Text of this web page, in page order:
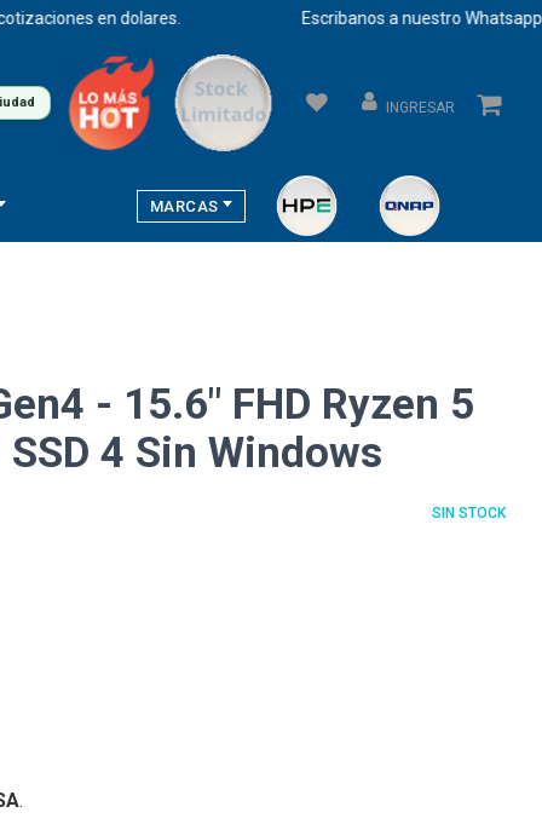
en dolares. Escribanos a nuestro Whatsapp
INGRESAR
MARCAS
- 15.6" FHD Ryzen 5
SSD 4 Sin Windows
SIN STOCK
.